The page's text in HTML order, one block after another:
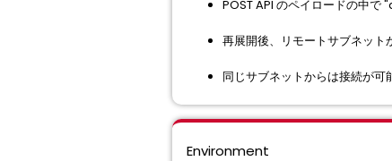
POST API のペイロードの中
再展開後、リモートサブネット
同じサブネットからは接続が可
Environment